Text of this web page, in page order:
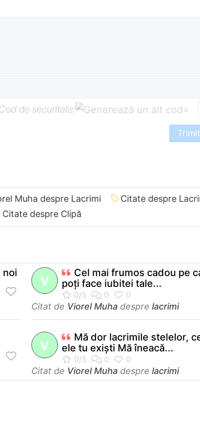
de securitate: =
Muha despre Lacrimi
Citate despre
Citate despre Clipă
noi
V
Cel mai frumos cadou pe
poţi face iubitei tale...
Citat de Viorel Muha despre lacrimi
V
Mă dor lacrimile stelelor,
ele tu exişti Mă îneacă...
Citat de Viorel Muha despre lacrimi